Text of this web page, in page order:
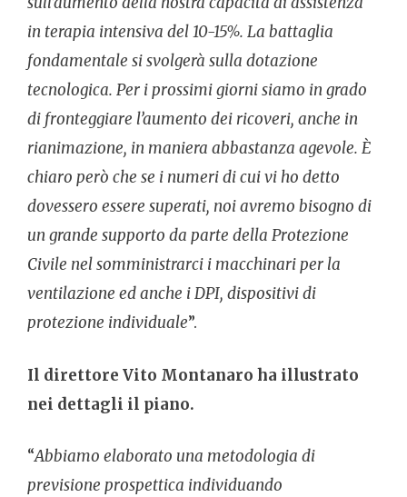
in terapia intensiva del 10-15%. La battaglia
fondamentale si svolgerà sulla dotazione
tecnologica. Per i prossimi giorni siamo in grado
di fronteggiare l’aumento dei ricoveri, anche in
rianimazione, in maniera abbastanza agevole. È
chiaro però che se i numeri di cui vi ho detto
dovessero essere superati, noi avremo bisogno di
un grande supporto da parte della Protezione
Civile nel somministrarci i macchinari per la
ventilazione ed anche i DPI, dispositivi di
protezione individuale”.
Il direttore Vito Montanaro ha illustrato
nei dettagli il piano.
“Abbiamo elaborato una metodologia di
previsione prospettica individuando